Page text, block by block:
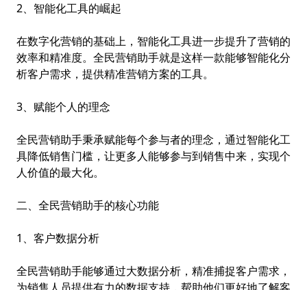
2、智能化工具的崛起
在数字化营销的基础上，智能化工具进一步提升了营销的
效率和精准度。全民营销助手就是这样一款能够智能化分
析客户需求，提供精准营销方案的工具。
3、赋能个人的理念
全民营销助手秉承赋能每个参与者的理念，通过智能化工
具降低销售门槛，让更多人能够参与到销售中来，实现个
人价值的最大化。
二、全民营销助手的核心功能
1、客户数据分析
全民营销助手能够通过大数据分析，精准捕捉客户需求，